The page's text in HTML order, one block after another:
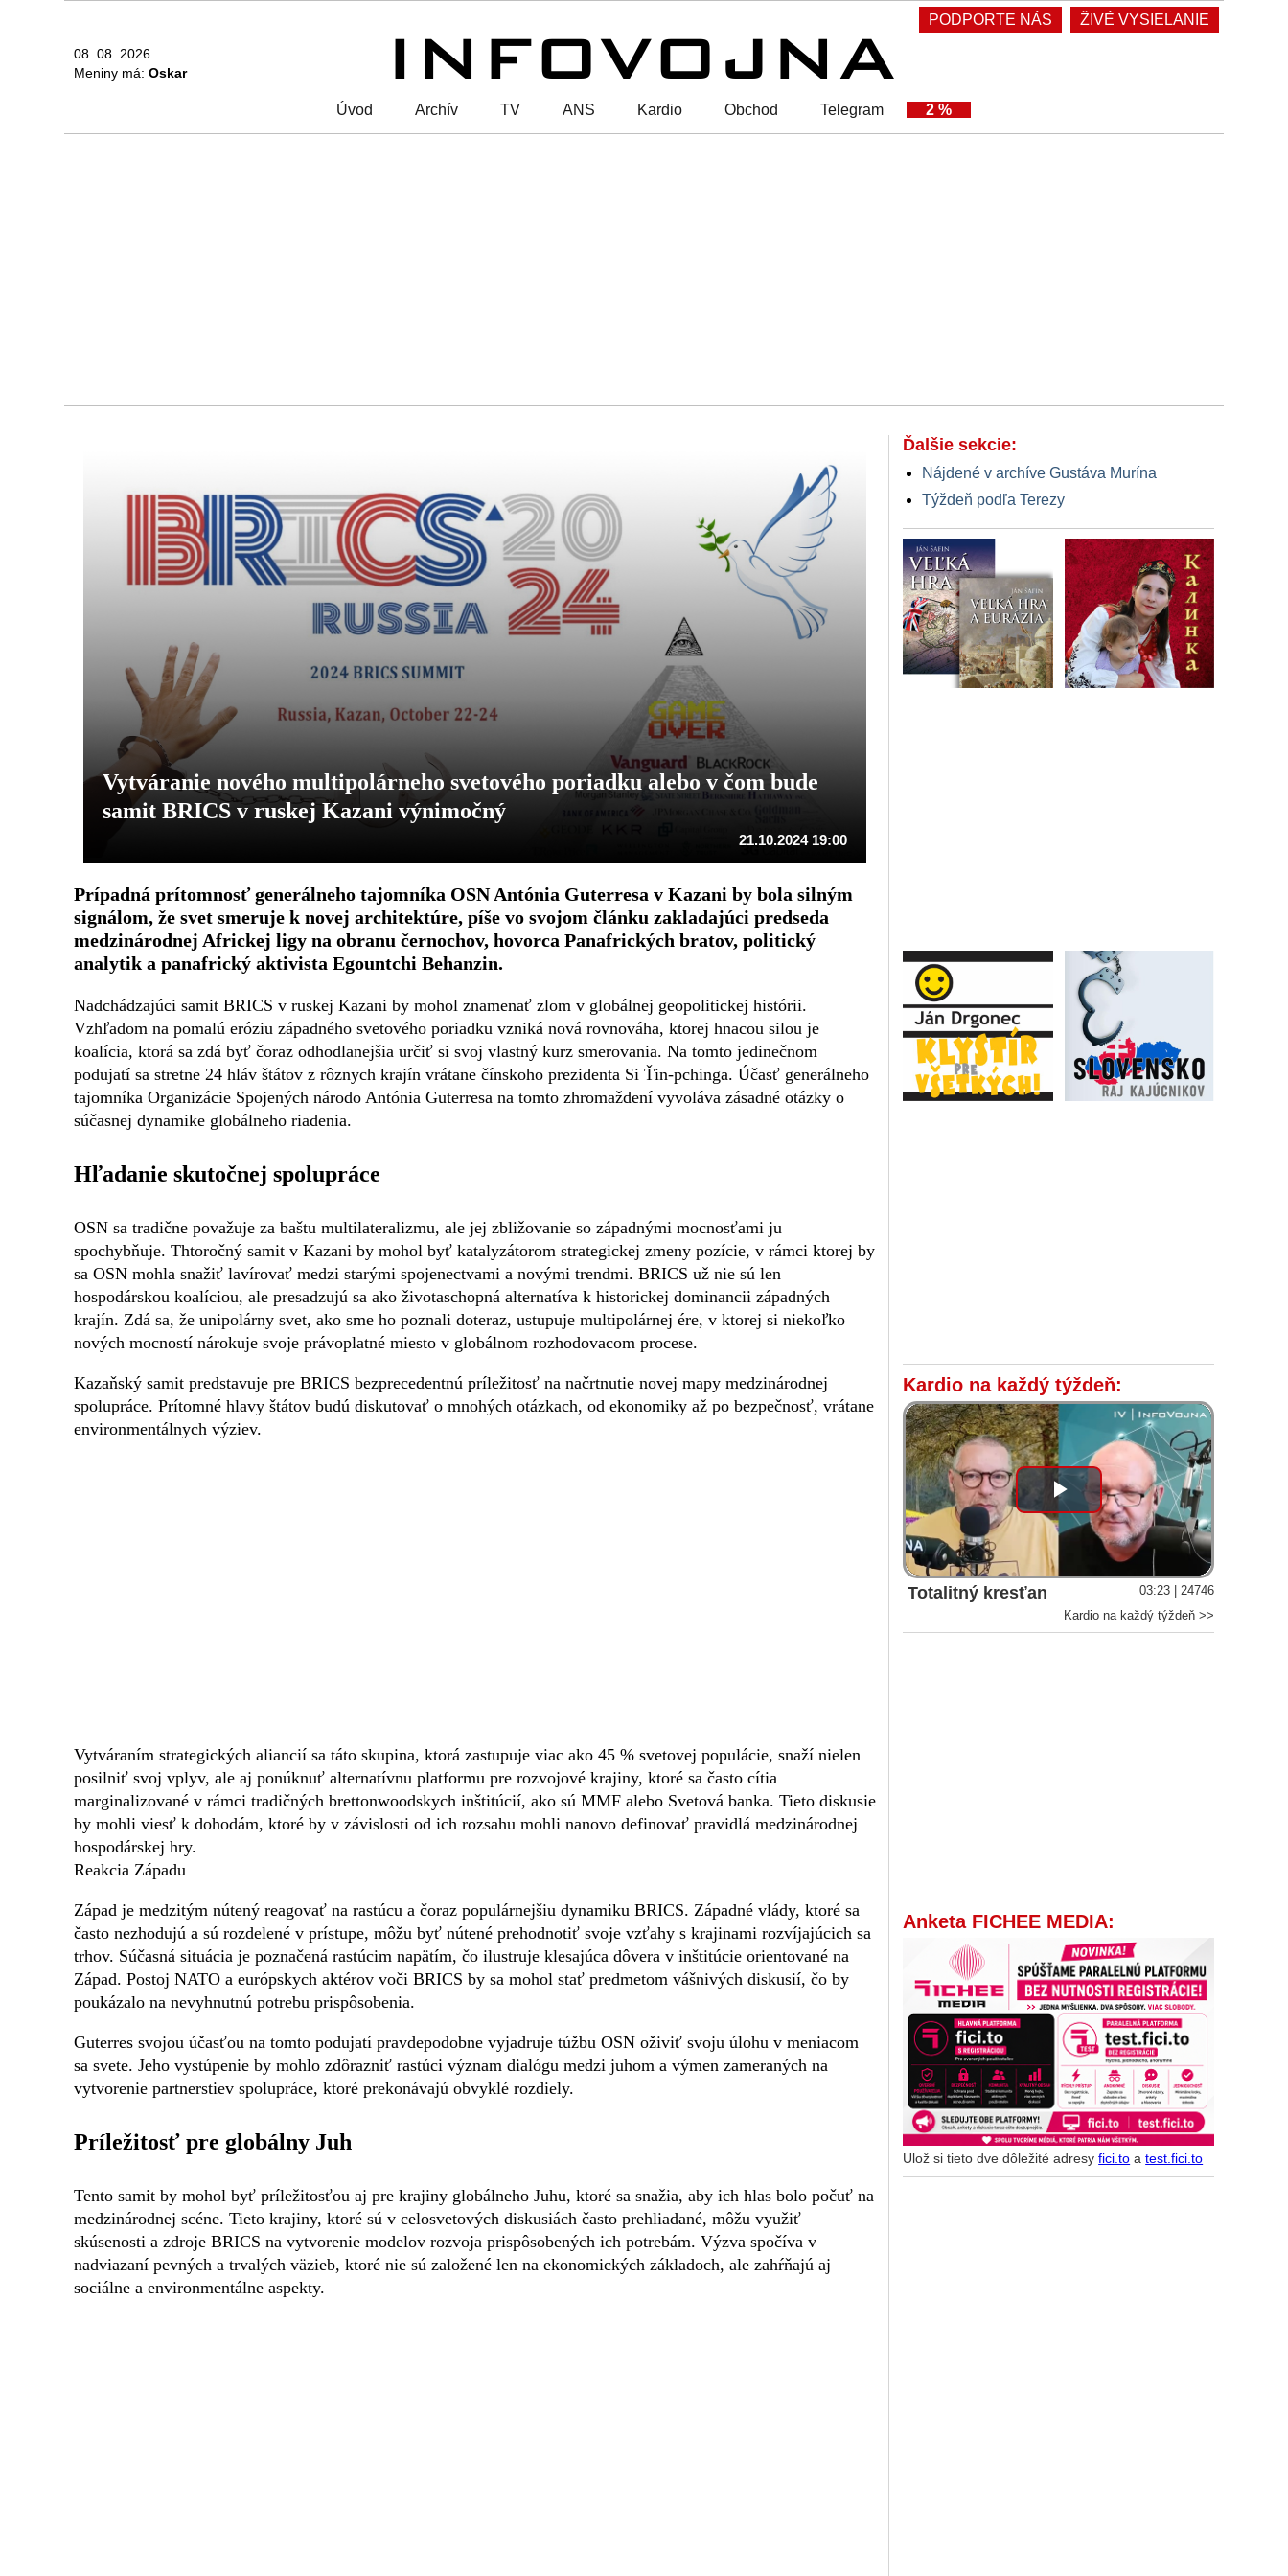
PODPORTE NÁS ŽIVÉ VYSIELANIE
08. 08. 2026
Meniny má: Oskar
Úvod Archív TV ANS Kardio Obchod Telegram 2 %
Vytváranie nového multipolárneho svetového poriadku alebo v čom bude
samit BRICS v ruskej Kazani výnimočný
21.10.2024 19:00
Prípadná prítomnosť generálneho tajomníka OSN Antónia Guterresa v Kazani by bola silným
signálom, že svet smeruje k novej architektúre, píše vo svojom článku zakladajúci predseda
medzinárodnej Africkej ligy na obranu černochov, hovorca Panafrických bratov, politický
analytik a panafrický aktivista Egountchi Behanzin.
Nadchádzajúci samit BRICS v ruskej Kazani by mohol znamenať zlom v globálnej geopolitickej histórii.
Vzhľadom na pomalú eróziu západného svetového poriadku vzniká nová rovnováha, ktorej hnacou silou je
koalícia, ktorá sa zdá byť čoraz odhodlanejšia určiť si svoj vlastný kurz smerovania. Na tomto jedinečnom
podujatí sa stretne 24 hláv štátov z rôznych krajín vrátane čínskoho prezidenta Si Ťin-pchinga. Účasť generálneho
tajomníka Organizácie Spojených národo Antónia Guterresa na tomto zhromaždení vyvoláva zásadné otázky o
súčasnej dynamike globálneho riadenia.
Hľadanie skutočnej spolupráce
OSN sa tradične považuje za baštu multilateralizmu, ale jej zbližovanie so západnými mocnosťami ju
spochybňuje. Thtoročný samit v Kazani by mohol byť katalyzátorom strategickej zmeny pozície, v rámci ktorej by
sa OSN mohla snažiť lavírovať medzi starými spojenectvami a novými trendmi. BRICS už nie sú len
hospodárskou koalíciou, ale presadzujú sa ako životaschopná alternatíva k historickej dominancii západných
krajín. Zdá sa, že unipolárny svet, ako sme ho poznali doteraz, ustupuje multipolárnej ére, v ktorej si niekoľko
nových mocností nárokuje svoje právoplatné miesto v globálnom rozhodovacom procese.
Kazaňský samit predstavuje pre BRICS bezprecedentnú príležitosť na načrtnutie novej mapy medzinárodnej
spolupráce. Prítomné hlavy štátov budú diskutovať o mnohých otázkach, od ekonomiky až po bezpečnosť, vrátane
environmentálnych výziev.
Vytváraním strategických aliancií sa táto skupina, ktorá zastupuje viac ako 45 % svetovej populácie, snaží nielen
posilniť svoj vplyv, ale aj ponúknuť alternatívnu platformu pre rozvojové krajiny, ktoré sa často cítia
marginalizované v rámci tradičných brettonwoodskych inštitúcií, ako sú MMF alebo Svetová banka. Tieto diskusie
by mohli viesť k dohodám, ktoré by v závislosti od ich rozsahu mohli nanovo definovať pravidlá medzinárodnej
hospodárskej hry.
Reakcia Západu
Západ je medzitým nútený reagovať na rastúcu a čoraz populárnejšiu dynamiku BRICS. Západné vlády, ktoré sa
často nezhodujú a sú rozdelené v prístupe, môžu byť nútené prehodnotiť svoje vzťahy s krajinami rozvíjajúcich sa
trhov. Súčasná situácia je poznačená rastúcim napätím, čo ilustruje klesajúca dôvera v inštitúcie orientované na
Západ. Postoj NATO a európskych aktérov voči BRICS by sa mohol stať predmetom vášnivých diskusií, čo by
poukázalo na nevyhnutnú potrebu prispôsobenia.
Guterres svojou účasťou na tomto podujatí pravdepodobne vyjadruje túžbu OSN oživiť svoju úlohu v meniacom
sa svete. Jeho vystúpenie by mohlo zdôrazniť rastúci význam dialógu medzi juhom a výmen zameraných na
vytvorenie partnerstiev spolupráce, ktoré prekonávajú obvyklé rozdiely.
Príležitosť pre globálny Juh
Tento samit by mohol byť príležitosťou aj pre krajiny globálneho Juhu, ktoré sa snažia, aby ich hlas bolo počuť na
medzinárodnej scéne. Tieto krajiny, ktoré sú v celosvetových diskusiách často prehliadané, môžu využiť
skúsenosti a zdroje BRICS na vytvorenie modelov rozvoja prispôsobených ich potrebám. Výzva spočíva v
nadviazaní pevných a trvalých väzieb, ktoré nie sú založené len na ekonomických základoch, ale zahŕňajú aj
sociálne a environmentálne aspekty.
Ďalšie sekcie:
Nájdené v archíve Gustáva Murína
Týždeň podľa Terezy
Kardio na každý týždeň:
Play
Video
Totalitný kresťan
03:23 | 24746
Kardio na každý týždeň >>
Anketa FICHEE MEDIA:
Ulož si tieto dve dôležité adresyfici.to atest.fici.to